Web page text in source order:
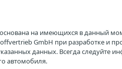
на имеющихся в данный
GmbH при разработке и
данных. Всегда следуйте
автомобиля.